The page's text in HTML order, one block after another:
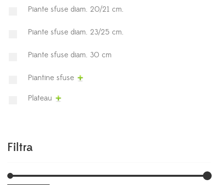
Piante sfuse diam. 20/21 cm.
Piante sfuse diam. 23/25 cm.
Piante sfuse diam. 30 cm
Piantine sfuse
Plateau
Filtra